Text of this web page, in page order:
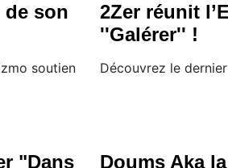
son
soutien
2Zer réunit
''Galérer'' !
Découvrez le
"Dans
Doums Aka